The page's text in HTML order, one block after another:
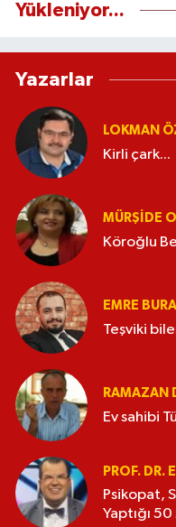
Yükleniyor...
Yazarlar
LOKMAN
Kirli çark...
MÜRŞIDE
Köroğlu
EMRE
Teşviki
RAMAZAN
Ev sahibi
PROF. DR.
Psikopat,
Yaptığı